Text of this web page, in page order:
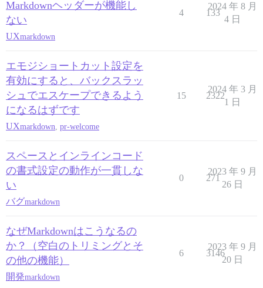
Markdownヘッダーが機能し
ない
UXmarkdown
4 133
2024 年 8 月
4 日
エモジショートカット設定を
有効にすると、バックスラッ
シュでエスケープできるよう
になるはずです
UXmarkdown pr-welcome
15 2322
2024 年 3 月
1 日
スペースとインラインコード
の書式設定の動作が一貫しな
い
バグmarkdown
0 271
2023 年 9 月
26 日
なぜMarkdownはこうなるの
か？（空白のトリミングとそ
の他の機能）
開発markdown
6 3146
2023 年 9 月
20 日